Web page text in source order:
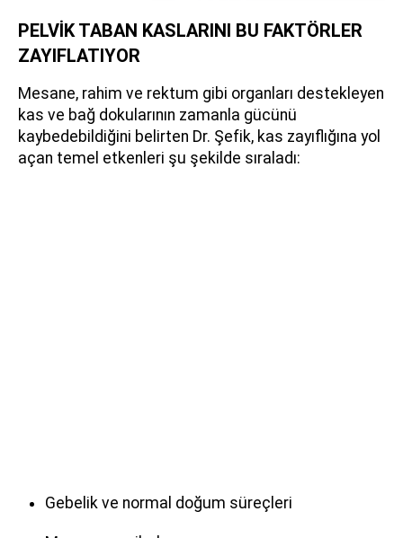
PELVİK TABAN KASLARINI BU FAKTÖRLER
ZAYIFLATIYOR
Mesane, rahim ve rektum gibi organları destekleyen
kas ve bağ dokularının zamanla gücünü
kaybedebildiğini belirten Dr. Şefik, kas zayıflığına yol
açan temel etkenleri şu şekilde sıraladı:
Gebelik ve normal doğum süreçleri